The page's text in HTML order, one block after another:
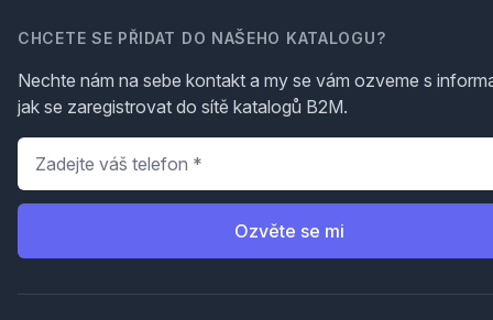
CHCETE SE PŘIDAT DO NAŠEHO KATALOGU?
Nechte nám na sebe kontakt a my se vám ozveme s
jak se zaregistrovat do sítě katalogů B2M.
Telefon
Ozvěte se mi